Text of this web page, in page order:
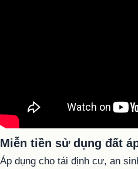
Miễn tiền sử dụng đất
Áp dụng cho tái định cư, an